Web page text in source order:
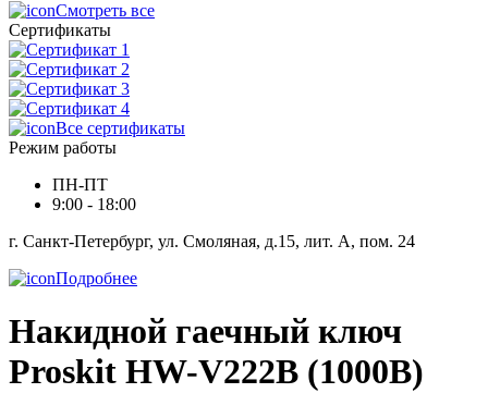
Смотреть все
Сертификаты
Все сертификаты
Режим работы
ПН-ПТ
9:00 - 18:00
г. Санкт-Петербург, ул. Смоляная, д.15, лит. А, пом. 24
Подробнее
Накидной гаечный ключ
Proskit HW-V222B (1000В)